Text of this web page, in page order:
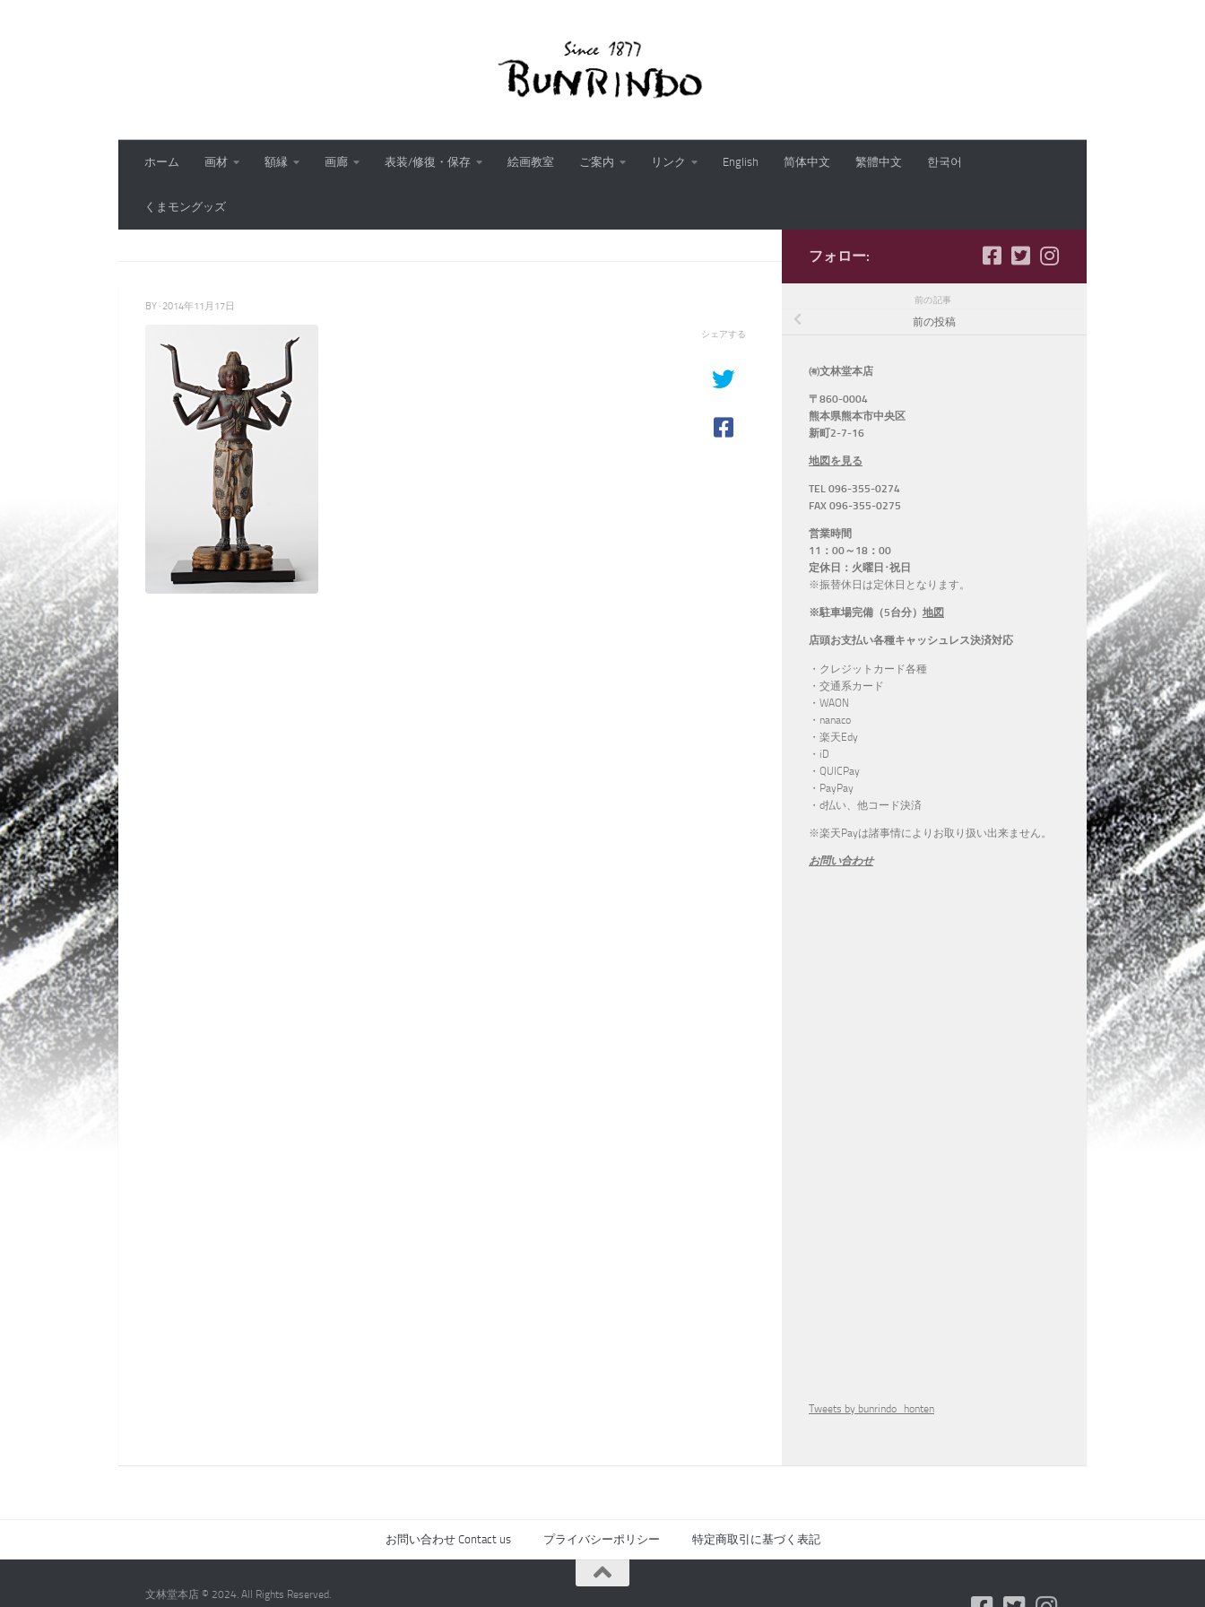
ホーム 画材 額縁 画廊 表装/修復・保存 絵画教室 ご案内 リンク English 简体中文 繁體中文 한국어
くまモングッズ
BY · 2014年11月17日
シェアする
フォロー:
前の記事
前の投稿
㈲文林堂本店
〒860-0004
熊本県熊本市中央区
新町2-7-16
地図を見る
TEL 096-355-0274
FAX 096-355-0275
営業時間
11：00～18：00
定休日：火曜日･祝日
※振替休日は定休日となります。
※駐車場完備（5台分） 地図
店頭お支払い各種キャッシュレス決済対応
・クレジットカード各種
・交通系カード
・WAON
・nanaco
・楽天Edy
・iD
・QUICPay
・PayPay
・d払い、他コード決済
※楽天Payは諸事情によりお取り扱い出来ません。
お問い合わせ
Tweets by bunrindo_honten
お問い合わせ Contact us プライバシーポリシー 特定商取引に基づく表記
文林堂本店 © 2024. All Rights Reserved.